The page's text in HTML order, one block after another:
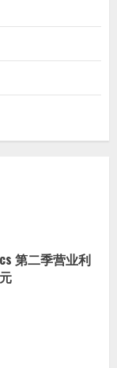
第二季营业利